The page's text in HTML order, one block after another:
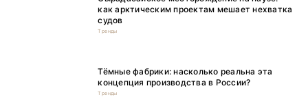
как арктическим проектам мешает нехватка
судов
Тренды
Тёмные фабрики: насколько реальна эта
концепция производства в России?
Тренды